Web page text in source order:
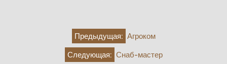
Предыдущая: Агроком
Следующая: Снаб-мастер